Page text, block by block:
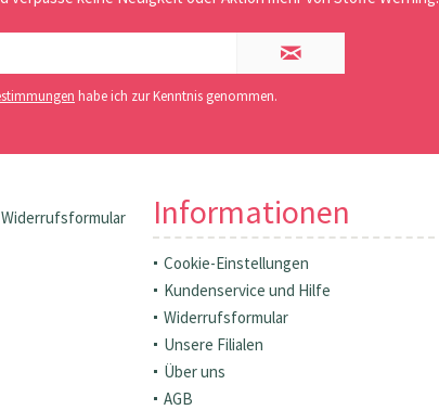
habe ich zur Kenntnis genommen.
Widerrufsformular Informationen
Cookie-Einstellungen
Kundenservice und Hilfe
Widerrufsformular
Unsere Filialen
Über uns
AGB